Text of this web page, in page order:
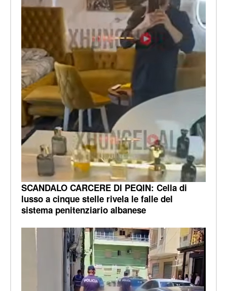
SCANDALO CARCERE DI PEQIN: Cella di
lusso a cinque stelle rivela le falle del
sistema penitenziario albanese